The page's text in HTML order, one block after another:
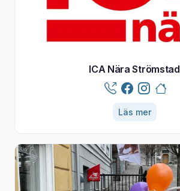
ICA Nära Strömstad
Läs mer